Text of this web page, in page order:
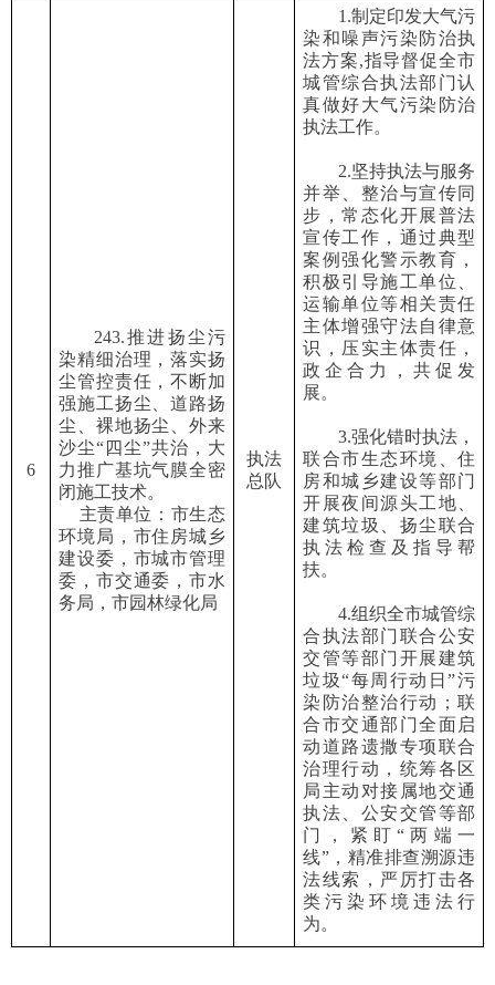
6
243.推进扬尘污
染精细治理，落实扬
尘管控责任，不断加
强施工扬尘、道路扬
尘、裸地扬尘、外来
沙尘“四尘”共治，大
力推广基坑气膜全密
闭施工技术。
主责单位：市生态
环境局，市住房城乡
建设委，市城市管理
委，市交通委，市水
务局，市园林绿化局
执法
总队
1.制定印发大气污
染和噪声污染防治执
法方案,指导督促全市
城管综合执法部门认
真做好大气污染防治
执法工作。
2.坚持执法与服务
并举、整治与宣传同
步，常态化开展普法
宣传工作，通过典型
案例强化警示教育，
积极引导施工单位、
运输单位等相关责任
主体增强守法自律意
识，压实主体责任，
政企合力，共促发
展。
3.强化错时执法，
联合市生态环境、 住
房和城乡建设等部门
开展夜间源头工地、
建筑垃圾、扬尘联合
执法检查及指导帮
扶。
4.组织全市城管综
合执法部门联合公安
交管等部门开展建筑
垃圾“每周行动日”污
染防治整治行动； 联
合市交通部门全面启
动道路遗撒专项联合
治理行动，统筹各区
局主动对接属地交通
执法、公安交管等部
门，紧盯“ 两端一
线”，精准排查溯源违
法线索，严厉打击各
类污染环境违法行
为。